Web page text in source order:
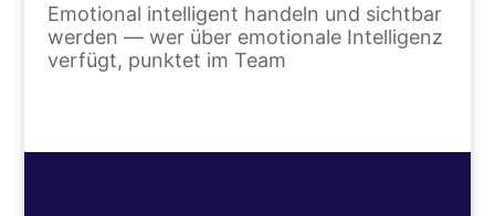
Emotional intelligent handeln und sichtbar
werden — wer über emotionale Intelligenz
verfügt, punktet im Team